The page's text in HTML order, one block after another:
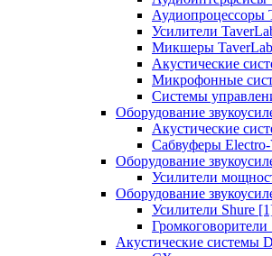
Аудиопроцессоры
Усилители
Микшеры TaverLab
Акустические
Микрофонные
Системы
Оборудование
Акустические
Сабвуферы
Оборудование
Усилители
Оборудование
Усилители Shure
Громкоговорители
Акустические системы